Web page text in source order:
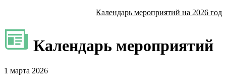
Календарь мероприятий на 2026 год
Календарь мероприятий
1 марта 2026